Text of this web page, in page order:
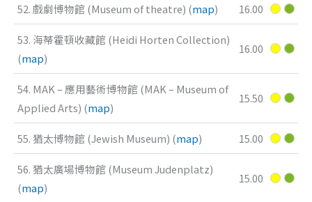
52. 戲劇博物館 (Museum of theatre) (map) 16.00
53. 海蒂霍頓收藏館 (Heidi Horten Collection)
(map)
16.00
54. MAK – 應用藝術博物館 (MAK – Museum of
Applied Arts) (map)
15.50
55. 猶太博物館 (Jewish Museum) (map) 15.00
56. 猶太廣場博物館 (Museum Judenplatz)
(map)
15.00